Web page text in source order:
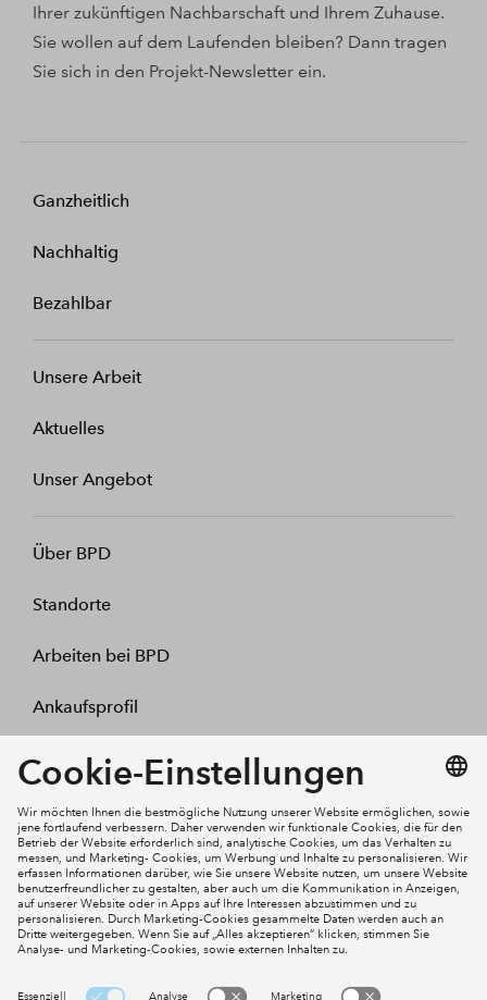
Ihrer zukünftigen Nachbarschaft und Ihrem Zuhause.
Sie wollen auf dem Laufenden bleiben? Dann tragen
Sie sich in den Projekt-Newsletter ein.
Ganzheitlich
Nachhaltig
Bezahlbar
Unsere Arbeit
Aktuelles
Unser Angebot
Über BPD
Standorte
Arbeiten bei BPD
Ankaufsprofil
Kontakt
Mein Konto
Social Media